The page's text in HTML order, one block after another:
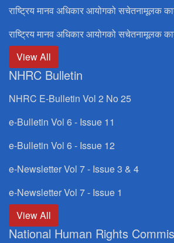
राष्ट्रिय मानव अधिकार आयोगको सचेतनामूलक
राष्ट्रिय मानव अधिकार आयोगको सचेतनामूलक
View All
NHRC Bulletin
NHRC E-Bulletin Vol 2 No 25
e-Bulletin Vol 6 - Issue 11
e-Bulletin Vol 6 - Issue 12
e-Newsletter Vol 7 - Issue 3 & 4
e-Newsletter Vol 7 - Issue 1
View All
National Human Rights